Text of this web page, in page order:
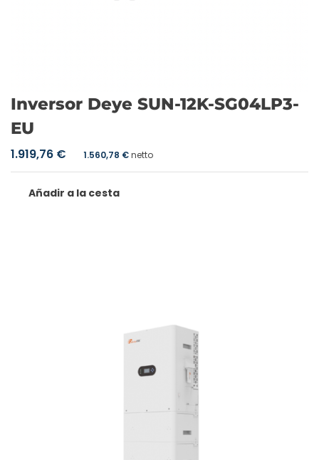
Inversor Deye SUN-12K-SG04LP3-
EU
1.919,76 € 1.560,78 €netto
Añadir a la cesta